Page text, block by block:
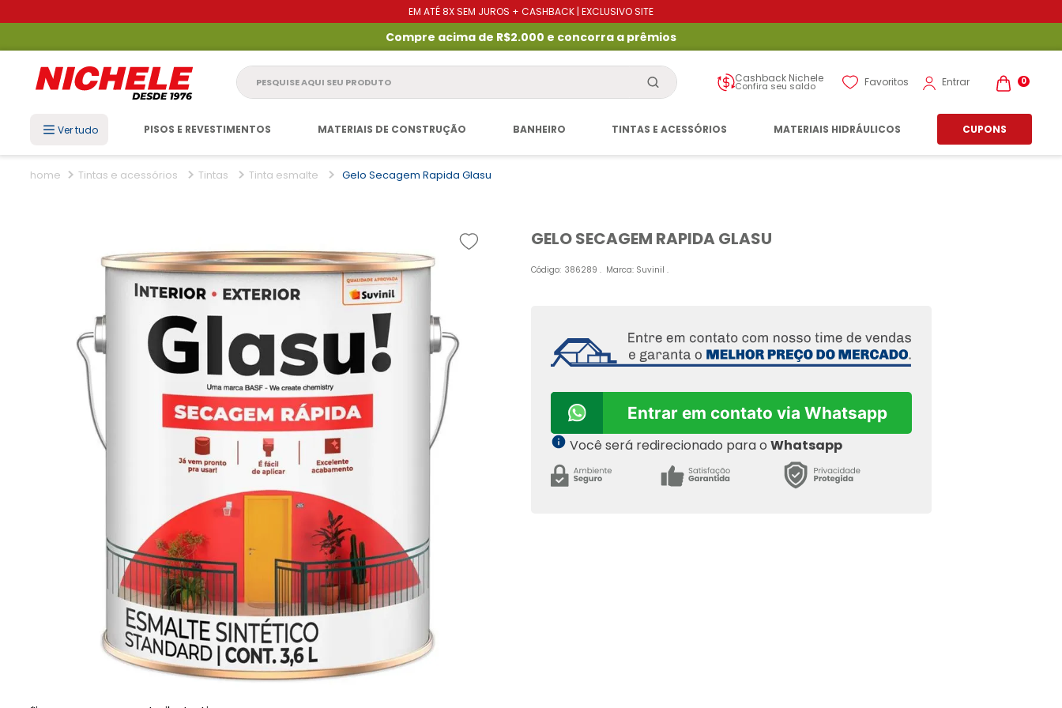
EM ATÉ 8X SEM JUROS + CASHBACK | EXCLUSIVO SITE
Compre acima de R$2.000 e concorra a prêmios
Pesquise aqui seu produto Cashback Nichele
Confira seu saldo Favoritos Entrar 0
Ver tudo PISOS E REVESTIMENTOS MATERIAIS DE CONSTRUÇÃO BANHEIRO TINTAS E ACESSÓRIOS MATERIAIS HIDRÁULICOS CUPONS
Tintas e acessórios Tintas Tinta esmalte Gelo Secagem Rapida Glasu
GELO SECAGEM RAPIDA GLASU
Código: 386289 Marca: Suvinil
Entrar em contato via Whatsapp
Você será redirecionado para o Whatsapp